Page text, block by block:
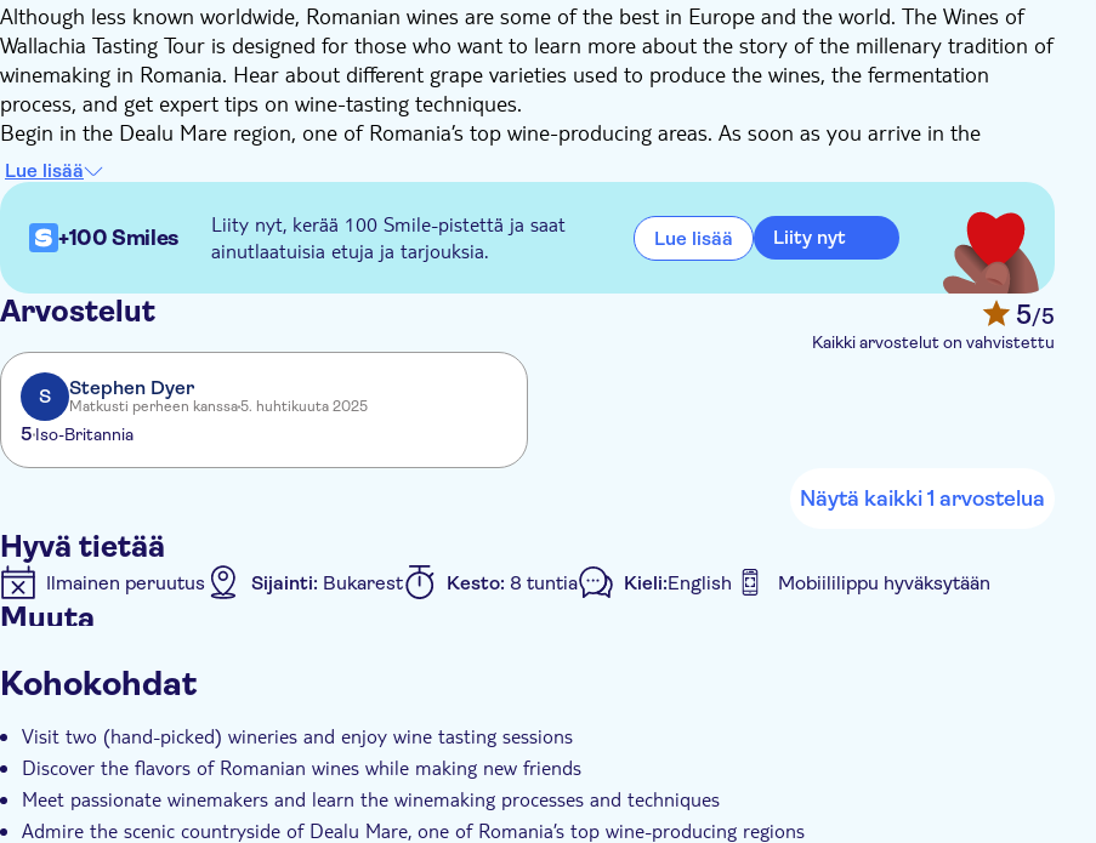
Although less known worldwide, Romanian wines are some of the best in Europe and the world. The Wines of
Wallachia Tasting Tour is designed for those who want to learn more about the story of the millenary tradition of
winemaking in Romania. Hear about different grape varieties used to produce the wines, the fermentation
process, and get expert tips on wine-tasting techniques.
Begin in the Dealu Mare region, one of Romania’s top wine-producing areas. As soon as you arrive in the
countryside, you’ll immerse yourself in the picturesque landscape, with endless rows of vineyards covering the
rolling hills. Located on the famous 'Wine Road', you'll visit Crama 1777 Museum to discover how the
winemaking process in the XIX-XX century. See tools and objects needed in a wine cellar, a collection of
Romanian folk costumes from different regions of the country and a collection of coins excavated from the area.
Visit the first winery - with a wine expert, learn about the winery and taste 3 different wines paired with food
fingers, cheese, local bread and fresh olive oil.
Stop for a traditional lunch in a local restaurant – a special place filled with peace and natural beauty. They
serve the food in wooden plateaus, and everything is prepared with natural ingredients only.
Finally enjoy a guided visit of the old wine cellars at the second winery, where you will taste another 3 different
wines, carefully selected by a sommelier. Feast on a tasty selection of food fingers, cheese and local bread.
Lue lisää
+100 Smiles
Liity nyt, kerää 100 Smile-pistettä ja saat
ainutlaatuisia etuja ja tarjouksia.
Lue lisää Liity nyt
Arvostelut 5/5
Kaikki arvostelut on vahvistettu
S Stephen Dyer
Matkusti perheen kanssa5. huhtikuuta 2025
5 Iso-Britannia
Näytä kaikki 1 arvostelua
Hyvä tietää
Ilmainen peruutus Sijainti: Bukarest Kesto: 8 tuntia Kieli:English Mobiililippu hyväksytään
Muuta
Kohokohdat
Visit two (hand-picked) wineries and enjoy wine tasting sessions
Discover the flavors of Romanian wines while making new friends
Meet passionate winemakers and learn the winemaking processes and techniques
Admire the scenic countryside of Dealu Mare, one of Romania’s top wine-producing regions